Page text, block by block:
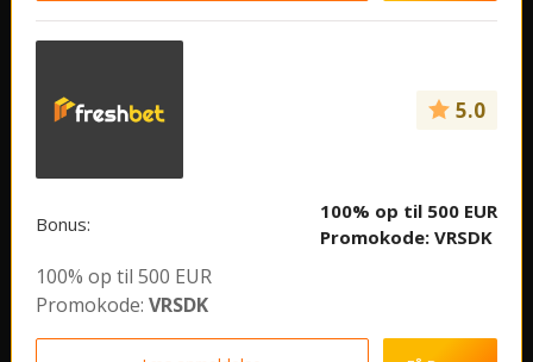
5.0
Bonus:
100% op til 500 EUR
Promokode: VRSDK
100% op til 500 EUR
Promokode: VRSDK